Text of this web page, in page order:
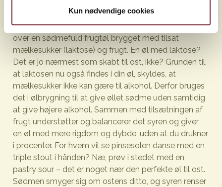
Kun nødvendige cookies
ganske tør, let og med høj, forfriskende syre, er der
mere tyngde at hente i en pastry sour, som dækker
over en sødmefuld frugtøl brygget med tilsat
mælkesukker (laktose) og frugt. En øl med laktose?
Det er jo nærmest som skabt til ost, ikke? Grunden til,
at laktosen nu også findes i din øl, skyldes, at
mælkesukker ikke kan gære til alkohol. Derfor bruges
det i ølbrygning til at give øllet sødme uden samtidig
at give højere alkohol. Sammen med tilsætningen af
frugt understøtter og balancerer det syren og giver
en øl med mere rigdom og dybde, uden at du drukner
i procenter. For hvem vil se pinsesolen danse med en
triple stout i hånden? Næ, prøv i stedet med en
pastry sour – det er noget nær den perfekte øl til ost.
Sødmen smyger sig om ostens ditto, og syren renser